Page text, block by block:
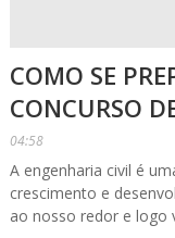
COMO SE
CONCURSO
04:58
A engenharia civil é
crescimento e
ao nosso redor e logo